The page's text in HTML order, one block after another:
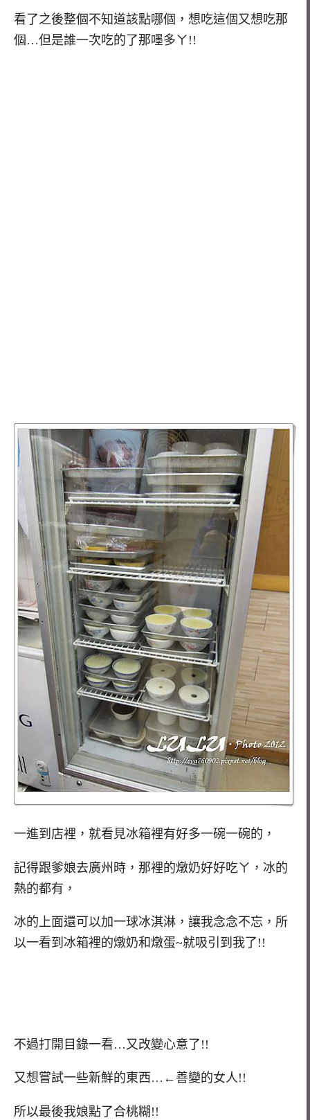
看了之後整個不知道該點哪個，想吃這個又想吃那
個…但是誰一次吃的了那嚜多ㄚ!!
一進到店裡，就看見冰箱裡有好多一碗一碗的，
記得跟爹娘去廣州時，那裡的燉奶好好吃ㄚ，冰的
熱的都有，
冰的上面還可以加一球冰淇淋，讓我念念不忘，所
以一看到冰箱裡的燉奶和燉蛋~就吸引到我了!!
不過打開目錄一看…又改變心意了!!
又想嘗試一些新鮮的東西…←善變的女人!!
所以最後我娘點了合桃糊!!